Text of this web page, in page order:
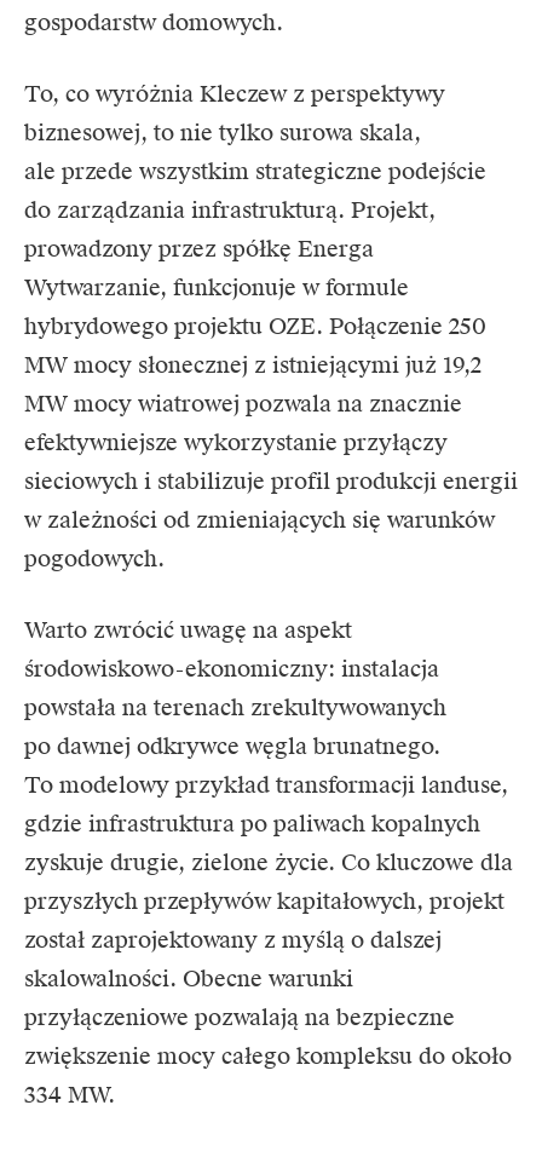
gospodarstw domowych.
To, co wyróżnia Kleczew z perspektywy
biznesowej, to nie tylko surowa skala,
ale przede wszystkim strategiczne podejście
do zarządzania infrastrukturą. Projekt,
prowadzony przez spółkę Energa
Wytwarzanie, funkcjonuje w formule
hybrydowego projektu OZE. Połączenie 250
MW mocy słonecznej z istniejącymi już 19,2
MW mocy wiatrowej pozwala na znacznie
efektywniejsze wykorzystanie przyłączy
sieciowych i stabilizuje profil produkcji energii
w zależności od zmieniających się warunków
pogodowych.
Warto zwrócić uwagę na aspekt
środowiskowo-ekonomiczny: instalacja
powstała na terenach zrekultywowanych
po dawnej odkrywce węgla brunatnego.
To modelowy przykład transformacji landuse,
gdzie infrastruktura po paliwach kopalnych
zyskuje drugie, zielone życie. Co kluczowe dla
przyszłych przepływów kapitałowych, projekt
został zaprojektowany z myślą o dalszej
skalowalności. Obecne warunki
przyłączeniowe pozwalają na bezpieczne
zwiększenie mocy całego kompleksu do około
334 MW.